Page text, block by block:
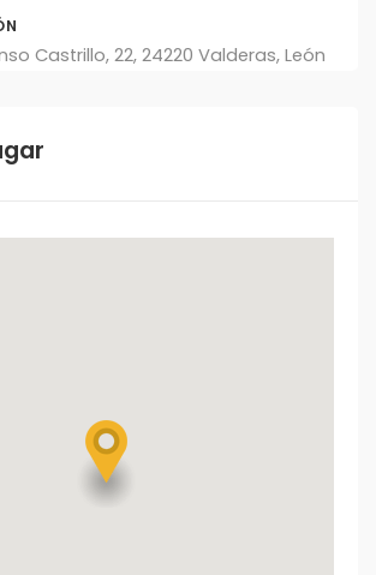
Castrillo, 22, 24220 Valderas, León